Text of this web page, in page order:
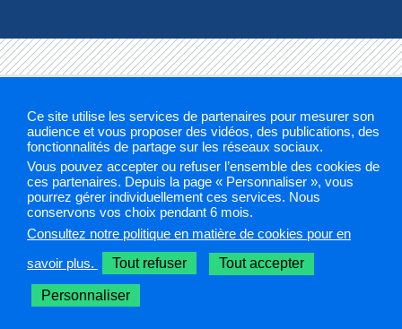
Ce site utilise les services de partenaires pour mesurer son
audience et vous proposer des vidéos, des publications, des
fonctionnalités de partage sur les réseaux sociaux.
Vous pouvez accepter ou refuser l’ensemble des cookies de
ces partenaires. Depuis la page « Personnaliser », vous
pourrez gérer individuellement ces services. Nous
conservons vos choix pendant 6 mois.
Consultez notre politique en matière de cookies pour en
savoir plus.
Tout refuser Tout accepter
Personnaliser
ARS 2019
Sélectionnez une région pour accéder à votre site PAPS
Les sites PAPS